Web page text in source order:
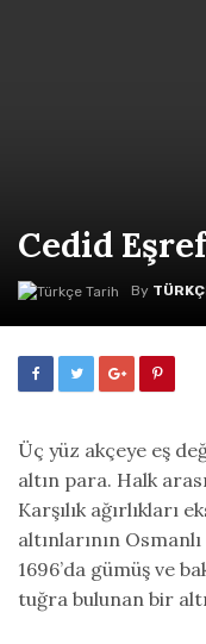
Cedid
By
Üç yüz akçeye eş
altın para. Halk
Karşılık ağırlıkları
altınlarının
1696’da gümüş ve
tuğra bulunan bir